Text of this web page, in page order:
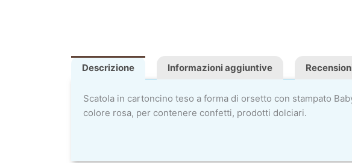
Descrizione Informazioni aggiuntive
Scatola in cartoncino teso a forma di orsetto con stampato
colore rosa, per contenere confetti, prodotti dolciari.